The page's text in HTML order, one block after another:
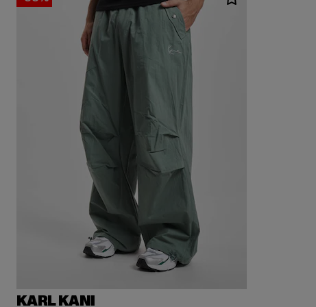
KARL KANI